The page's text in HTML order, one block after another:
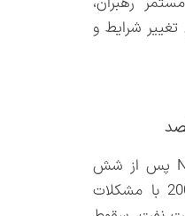
تغییر شرایط و
شرکت پالایش نفت Neste پس از شش
دهه فعالیت، در سال 2009 با مشکلات